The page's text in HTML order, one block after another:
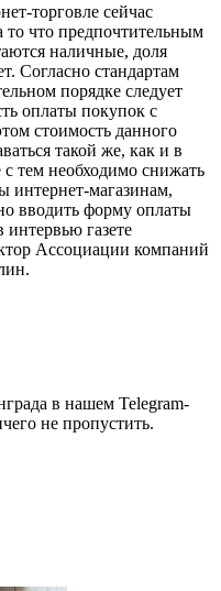
торговле сейчас
то что предпочтительным
наличные, доля
Согласно стандартам
порядке следует
оплаты покупок с
стоимость данного
такой же, как и в
тем необходимо снижать
интернет-магазинам,
вводить форму оплаты
газете
Ассоциации компаний
в нашем Telegram-
не пропустить.